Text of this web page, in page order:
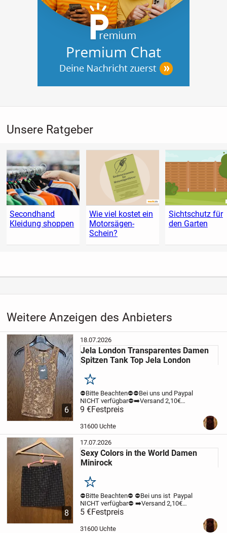
Unsere Ratgeber
Secondhand
Kleidung shoppen
Wie viel kostet ein
Motorsägen-
Schein?
Sichtschutz für
den Garten
Weitere Anzeigen des Anbieters
6
18.07.2026
Jela London Transparentes Damen
Spitzen Tank Top Jela London
Merken
⛔️Bitte Beachten⛔️⛔️Bei uns und Paypal
NICHT verfügbar⛔️➡️Versand 2,10€
unversichert mit der Deutschen Post.
Zahlung per Überweisung möglich ⬅️
könnt Ihr ein Sexy Damen Tank Top aus
9 €Festpreis
31600 Uchte
8
17.07.2026
Sexy Colors in the World Damen
Minirock
Merken
⛔️Bitte Beachten⛔️ ⛔️Bei uns ist Paypal
NICHT verfügbar⛔️ ➡️Versand 2,10€
unversichert mit der Deutschen Post.
Zahlung per Überweisung möglich ⬅️
könnt Ihr einen Stretch Minirock aus der...
5 €Festpreis
31600 Uchte